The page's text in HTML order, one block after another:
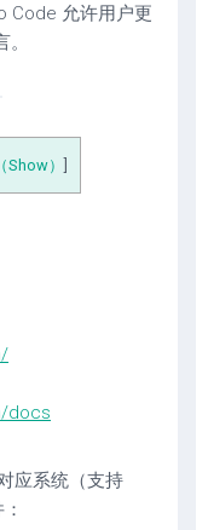
Code 允许用户更
Show）
docs
应系统（支持